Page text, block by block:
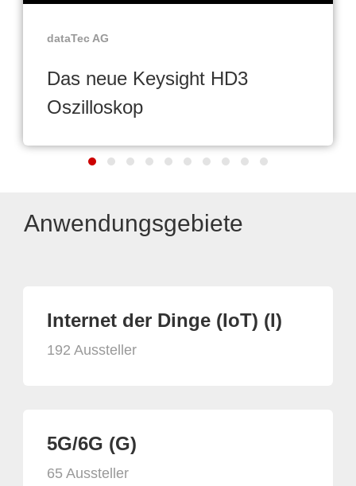
dataTec AG
Das neue Keysight HD3
Oszilloskop
Anwendungsgebiete
Internet der Dinge (IoT) (I)
192 Aussteller
5G/6G (G)
65 Aussteller